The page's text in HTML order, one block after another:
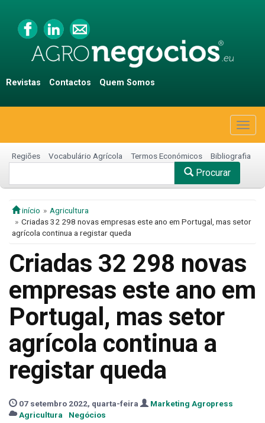
Revistas Contactos Quem Somos
Regiões Vocabulário Agrícola Termos Económicos Bibliografia
Procurar
início
Agricultura
Criadas 32 298 novas empresas este ano em Portugal, mas setor
agrícola continua a registar queda
Criadas 32 298 novas
empresas este ano em
Portugal, mas setor
agrícola continua a
registar queda
07 setembro 2022, quarta-feira
Marketing Agropress
Agricultura
Negócios